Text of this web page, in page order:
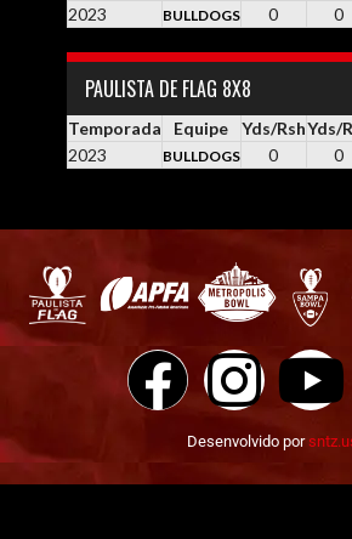
2023
BULLDOGS 0 0
PAULISTA DE FLAG 8X8
Temporada Equipe Yds/RshYds/
2023
BULLDOGS 0 0
Desenvolvido por